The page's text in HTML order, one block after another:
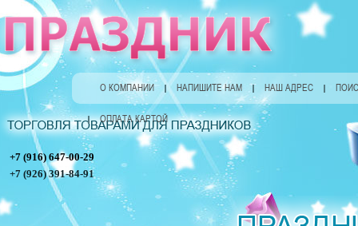
+7 (916) 647-00-29
+7 (926) 391-84-91
О КОМПАНИИ НАПИШИТЕ НАМ НАШ АДРЕС
ОПЛАТА КАРТОЙ